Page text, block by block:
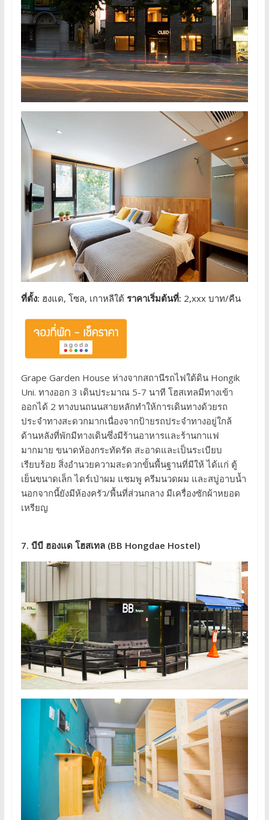
ที่ตั้ง: ฮงแด, โซล, เกาหลีใต้ ราคาเริ่มต้นที่: 2,xxx บาท/คืน
Grape Garden House ห่างจากสถานีรถไฟใต้ดิน Hongik
Uni. ทางออก 3 เดินประมาณ 5-7 นาที โฮสเทลมีทางเข้า
ออกได้ 2 ทางบนถนนสายหลักทำให้การเดินทางด้วยรถ
ประจำทางสะดวกมากเนื่องจากป้ายรถประจำทางอยู่ใกล้
ด้านหลังที่พักมีทางเดินซึ่งมีร้านอาหารและร้านกาแฟ
มากมาย ขนาดห้องกระทัดรัด สะอาดและเป็นระเบียบ
เรียบร้อย สิ่งอำนวยความสะดวกขั้นพื้นฐานที่มีให้ ได้แก่ ตู้
เย็นขนาดเล็ก ไดร์เป่าผม แชมพู ครีมนวดผม และสบู่อาบน้ำ
นอกจากนี้ยังมีห้องครัว/พื้นที่ส่วนกลาง มีเครื่องซักผ้าหยอด
เหรียญ
7. บีบี ฮองแด โฮสเทล (BB Hongdae Hostel)